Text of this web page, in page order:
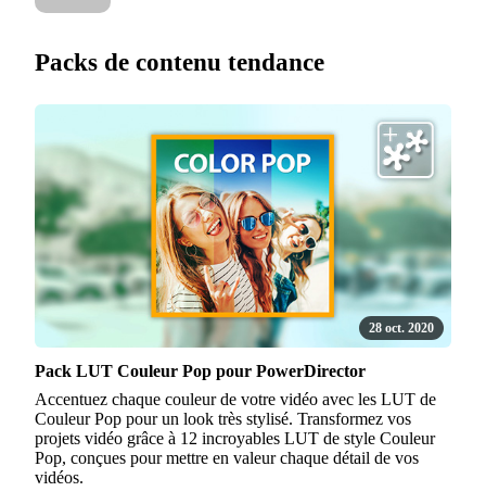
Packs de contenu tendance
28 oct. 2020
Pack LUT Couleur Pop pour PowerDirector
Accentuez chaque couleur de votre vidéo avec les LUT de
Couleur Pop pour un look très stylisé. Transformez vos
projets vidéo grâce à 12 incroyables LUT de style Couleur
Pop, conçues pour mettre en valeur chaque détail de vos
vidéos.